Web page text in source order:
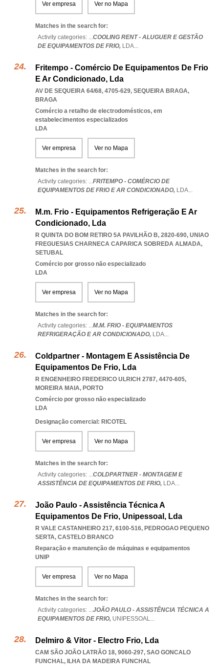
Ver empresa Ver no Mapa
Matches in the search for:
Activity categories: ...COOLING RENT - ALUGUER E GESTÃO
DE EQUIPAMENTOS DE FRIO, LDA...
Fritempo - Comércio De Equipamentos De Frio
E Ar Condicionado, Lda
AV DE SEQUEIRA 64/68, 4705-629, SEQUEIRA BRAGA,
BRAGA
Comércio a retalho de electrodomésticos, em
estabelecimentos especializados
LDA
Ver empresa Ver no Mapa
Matches in the search for:
Activity categories: ...FRITEMPO - COMÉRCIO DE
EQUIPAMENTOS DE FRIO E AR CONDICIONADO, LDA...
M.m. Frio - Equipamentos Refrigeração E Ar
Condicionado, Lda
R QUINTA DO BOM RETIRO 5A PAVILHÃO B, 2820-690, UNIAO
FREGUESIAS CHARNECA CAPARICA SOBREDA ALMADA,
SETUBAL
Comércio por grosso não especializado
LDA
Ver empresa Ver no Mapa
Matches in the search for:
Activity categories: ...M.M. FRIO - EQUIPAMENTOS
REFRIGERAÇÃO E AR CONDICIONADO, LDA...
Coldpartner - Montagem E Assistência De
Equipamentos De Frio, Lda
R ENGENHEIRO FREDERICO ULRICH 2787, 4470-605,
MOREIRA MAIA, PORTO
Comércio por grosso não especializado
LDA
Designação comercial: RICOTEL
Ver empresa Ver no Mapa
Matches in the search for:
Activity categories: ...COLDPARTNER - MONTAGEM E
ASSISTÊNCIA DE EQUIPAMENTOS DE FRIO, LDA...
João Paulo - Assistência Técnica A
Equipamentos De Frio, Unipessoal, Lda
R VALE CASTANHEIRO 217, 6100-516, PEDROGAO PEQUENO
SERTA, CASTELO BRANCO
Reparação e manutenção de máquinas e equipamentos
UNIP
Ver empresa Ver no Mapa
Matches in the search for:
Activity categories: ...JOÃO PAULO - ASSISTÊNCIA TÉCNICA A
EQUIPAMENTOS DE FRIO, UNIPESSOAL...
Delmiro & Vitor - Electro Frio, Lda
CAM SÃO JOÃO LATRÃO 18, 9060-297, SAO GONCALO
FUNCHAL, ILHA DA MADEIRA FUNCHAL